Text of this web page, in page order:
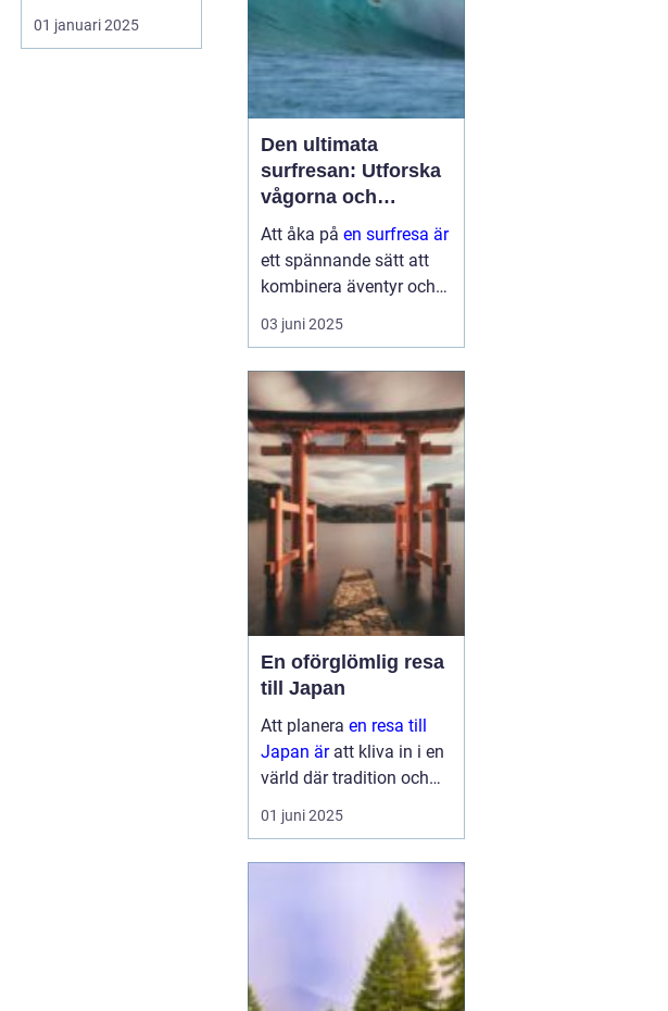
och den mjuka
san...
01 januari 2025
Den ultimata
surfresan: Utforska
vågorna och
upptäck äventyret
Att åka på en surfresa är
ett spännande sätt att
kombinera äventyr och
avkoppling. Det ger
möjlighet att uppleva
samtidigt som man
utvecklar en ny f&au...
03 juni 2025
En oförglömlig resa
till Japan
Att planera en resa till
Japan äratt kliva in i en
värld där tradition och
modernitet möts. Detta
fascinerande land
01 juni 2025